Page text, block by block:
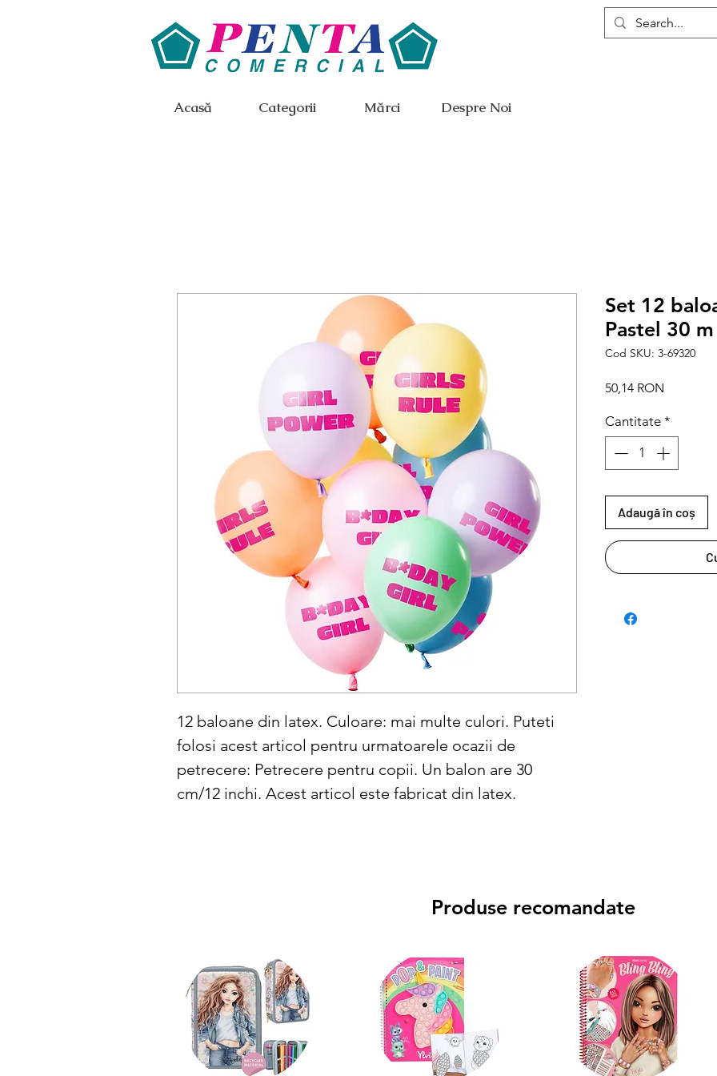
Acasă Categorii Mărci Despre Noi
12 baloane din latex. Culoare: mai multe culori. Puteti
folosi acest articol pentru urmatoarele ocazii de
petrecere: Petrecere pentru copii. Un balon are 30
cm/12 inchi. Acest articol este fabricat din latex.
Set 12
Pastel 30 m
Cod SKU: 3-69320
50,14 RON
Cantitate *
Adaugă în coș
Produse recomandate